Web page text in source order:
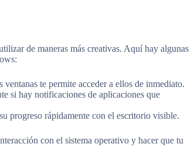
de maneras más creativas. Aquí hay algunas
te permite acceder a ellos de inmediato.
si hay notificaciones de aplicaciones que
progreso rápidamente con el escritorio visible.
con el sistema operativo y hacer que tu